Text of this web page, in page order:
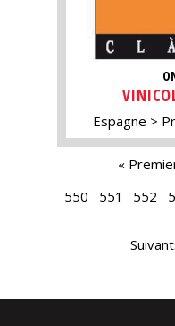
Espagne
«
550
551 552